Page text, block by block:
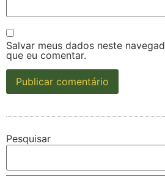
Salvar meus dados neste
que eu comentar.
Pesquisar